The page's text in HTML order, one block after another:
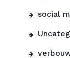
social